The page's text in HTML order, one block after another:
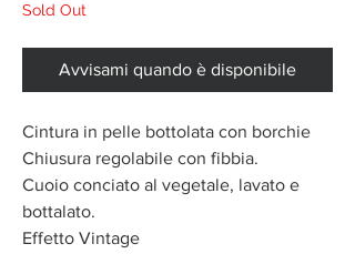
Sold Out
Avvisami quando è disponibile
Cintura in pelle bottolata con borchie
Chiusura regolabile con fibbia.
Cuoio conciato al vegetale, lavato e
bottalato.
Effetto Vintage